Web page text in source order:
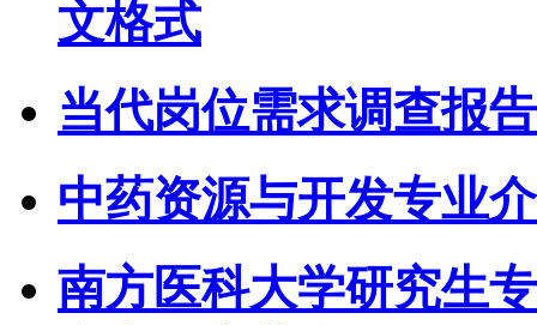
文格式
当代岗位需求调查报
中药资源与开发专业
南方医科大学研究生